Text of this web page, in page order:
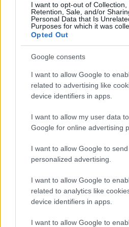
I want to opt-out of Collection,
Retention, Sale, and/or
Personal Data that Is
Purposes for which it was
Opted Out
Google consents
I want to allow Google to
related to advertising like
device identifiers in apps.
I want to allow my user data
Google for online advertising
I want to allow Google to
personalized advertising.
I want to allow Google to
related to analytics like
device identifiers in apps.
I want to allow Google to
Continua a leggere